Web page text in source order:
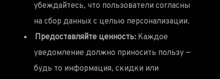
убеждайтесь, что пользователи согласны
на сбор данных с целью персонализации.
Предоставляйте ценность: Каждое
уведомление должно приносить пользу —
будь то информация, скидки или